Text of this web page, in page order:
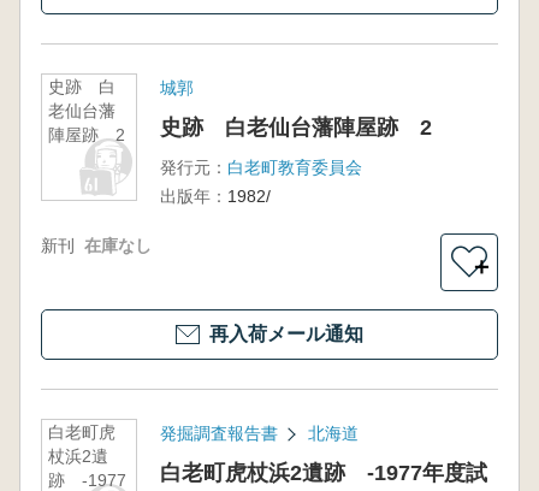
史跡 白
老仙台藩
陣屋跡 2
城郭
史跡 白老仙台藩陣屋跡 2
発行元： 白老町教育委員会
出版年： 1982/
新刊 在庫なし
＋
再入荷メール通知
白老町虎
杖浜2遺
跡 -1977
発掘調査報告書 北海道
白老町虎杖浜2遺跡 -1977年度試